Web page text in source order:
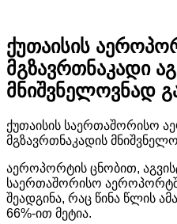
ქუთაისის
მგზავრთნაკადი
მნიშვნელოვნად
ქუთაისის საერთაშორისო
მგზავრთნაკადის
აეროპორტის ცნობით,
საერთაშორისო
შეადგინა, რაც წინა წლის
66%-ით მეტია.